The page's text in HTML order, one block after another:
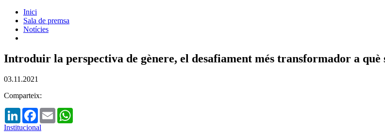
Inici
Sala de premsa
Notícies
Introduir la perspectiva de gènere, el desafiament més transformador a què
03.11.2021
Comparteix:
LinkedInFacebook
Email
Institucional